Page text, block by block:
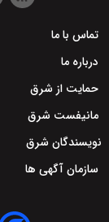
تماس با ما
درباره ما
حمایت از شرق
مانیفست شرق
نویسندگان شرق
سازمان آگهی ها